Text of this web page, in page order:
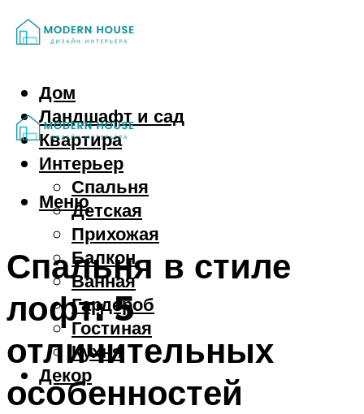
Дом
Ландшафт и сад
Квартира
Интерьер
Спальня
Детская
Прихожая
Балкон
Ванная
Гардероб
Гостиная
Кухня
Декор
Меню
Спальня в стиле
лофт: 5
отличительных
особенностей